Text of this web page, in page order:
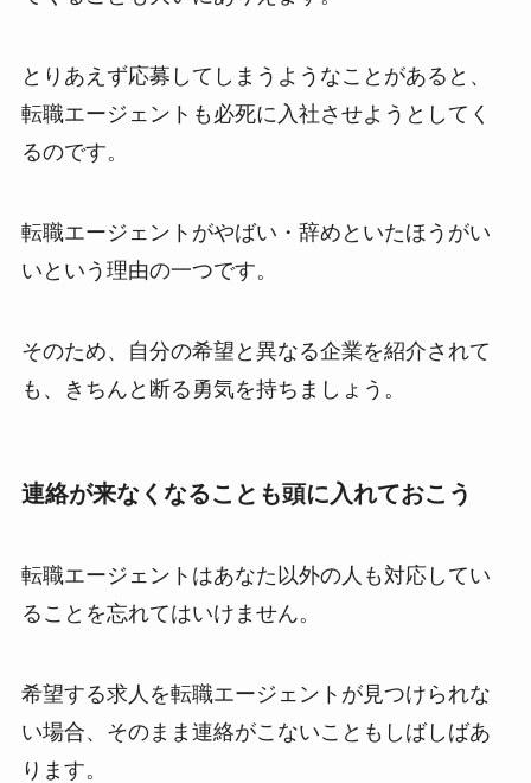
とりあえず応募してしまうようなことがあると、
転職エージェントも必死に入社させようとしてく
るのです。
転職エージェントがやばい・辞めといたほうがい
いという理由の一つです。
そのため、自分の希望と異なる企業を紹介されて
も、きちんと断る勇気を持ちましょう。
連絡が来なくなることも頭に入れておこう
転職エージェントはあなた以外の人も対応してい
ることを忘れてはいけません。
希望する求人を転職エージェントが見つけられな
い場合、そのまま連絡がこないこともしばしばあ
ります。